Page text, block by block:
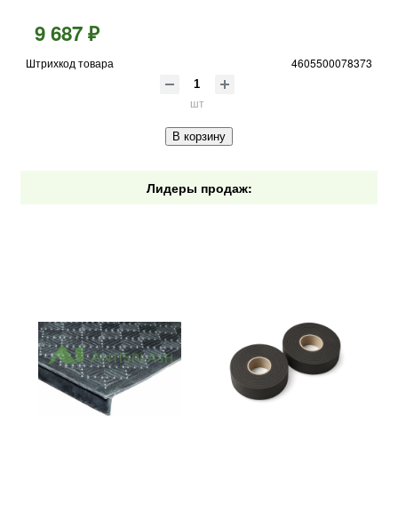
9 687 ₽
Штрихкод товара 4605500078373
шт
В корзину
Лидеры продаж: